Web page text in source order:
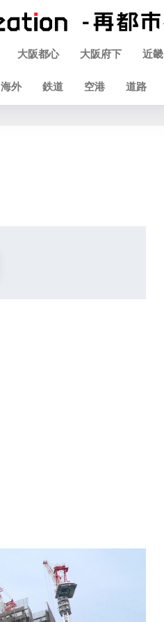
大阪都心 大阪府下 近畿
海外 鉄道 空港 道路